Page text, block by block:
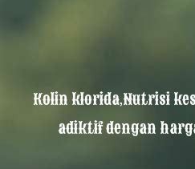
Kolin klorida,Nutrisi
adiktif dengan